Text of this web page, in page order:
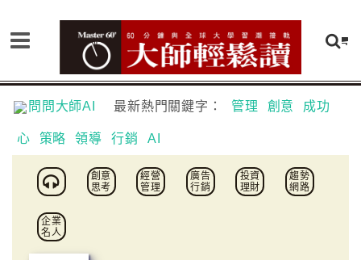
問問大師AI 最新熱門關鍵字： 管理 創意 成功
心 策略 領導 行銷 AI
創意
思考
經營
管理
廣告
行銷
投資
理財
趨勢
網路
企業
名人